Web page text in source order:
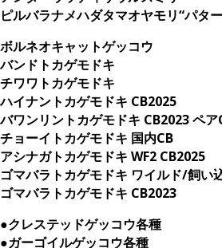
ピルバラナメハダタマオヤモリ“パタ
ボルネオキャットゲッコウ
バンドトカゲモドキ
チワワトカゲモドキ
ハイナントカゲモドキ CB2025
バワンリントカゲモドキ CB2023 ペア
チョーイトカゲモドキ 国内CB
アシナガトカゲモドキ WF2 CB2025
ゴマバラトカゲモドキ ワイルド/飼い
ゴマバラトカゲモドキ CB2023
●クレステッドゲッコウ各種
●ガーゴイルゲッコウ各種